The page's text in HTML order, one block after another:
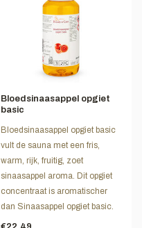
Bloedsinaasappel opgiet
basic
Bloedsinaasappel opgiet basic
vult de sauna met een fris,
warm, rijk, fruitig, zoet
sinaasappel aroma. Dit opgiet
concentraat is aromatischer
dan Sinaasappel opgiet basic.